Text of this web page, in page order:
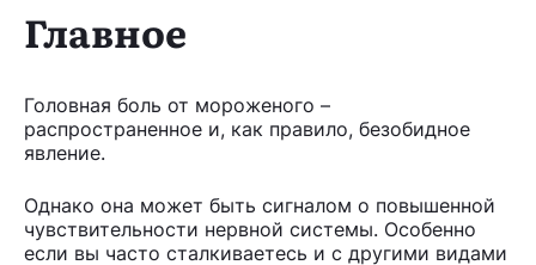
Главное
Головная боль от мороженого –
распространенное и, как правило, безобидное
явление.
Однако она может быть сигналом о повышенной
чувствительности нервной системы. Особенно
если вы часто сталкиваетесь и с другими видами